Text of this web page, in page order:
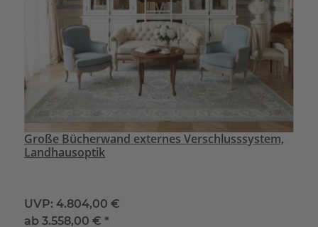
Große Bücherwand externes Verschlusssystem,
Landhausoptik
UVP: 4.804,00 €
ab3.558,00 € *